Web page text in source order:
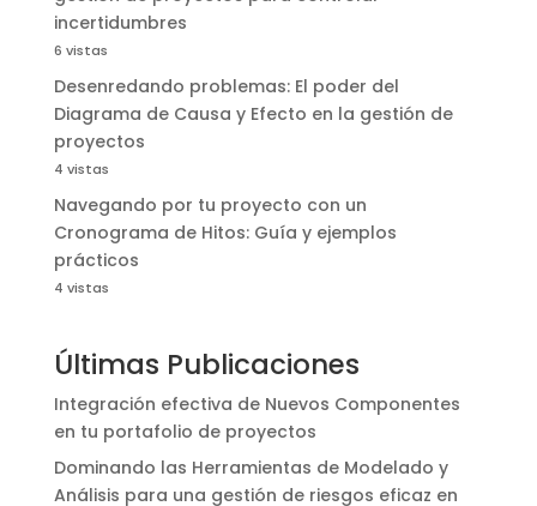
incertidumbres
6 vistas
Desenredando problemas: El poder del
Diagrama de Causa y Efecto en la gestión de
proyectos
4 vistas
Navegando por tu proyecto con un
Cronograma de Hitos: Guía y ejemplos
prácticos
4 vistas
Últimas Publicaciones
Integración efectiva de Nuevos Componentes
en tu portafolio de proyectos
Dominando las Herramientas de Modelado y
Análisis para una gestión de riesgos eficaz en